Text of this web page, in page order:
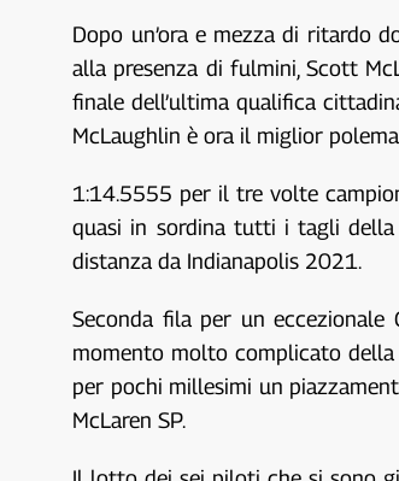
Dopo un’ora e mezza di ritardo
alla presenza di fulmini, Scott
finale dell’ultima qualifica
McLaughlin è ora il miglior
1:14.5555 per il tre volte
quasi in sordina tutti i tagli
distanza da Indianapolis 2021.
Seconda fila per un
momento molto complicato della
per pochi millesimi un
McLaren SP.